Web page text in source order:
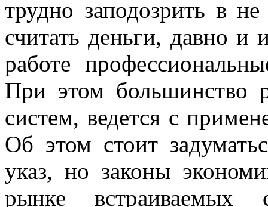
трудно заподозрить в
считать деньги, давно и
работе
При этом большинство
систем, ведется с
Об этом стоит
указ, но законы
рынке встраиваемых